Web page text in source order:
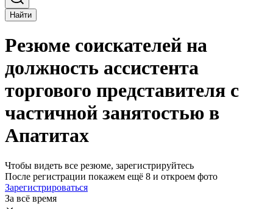
Найти
Резюме соискателей на
должность ассистента
торгового представителя с
частичной занятостью в
Апатитах
Чтобы видеть все резюме, зарегистрируйтесь
После регистрации покажем ещё 8 и откроем фото
Зарегистрироваться
За всё время